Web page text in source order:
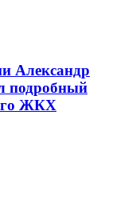
Александр
подробный
ЖКХ